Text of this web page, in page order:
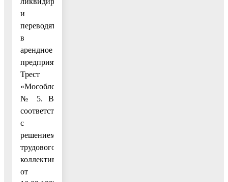
и
переводятся
в
арендное
предприятие
Трест
«Мособлстрой»
№ 5. В
соответствии
с
решением
трудового
коллектива
от